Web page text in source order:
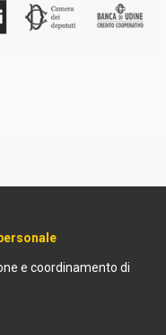
e coordinamento di